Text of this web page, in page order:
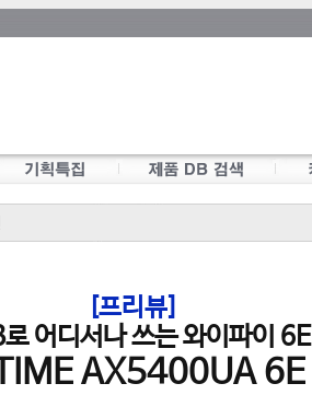
[프리뷰]
어디서나 쓰는 와이파이 6E
AX5400UA 6E